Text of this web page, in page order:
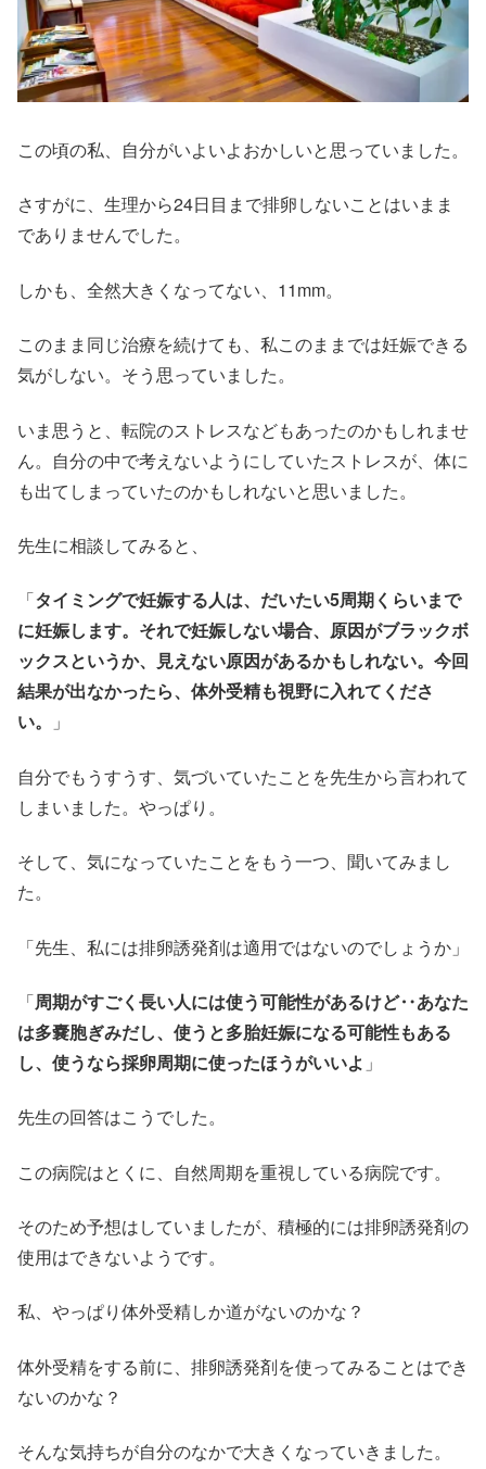
この頃の私、自分がいよいよおかしいと思っていました。
さすがに、生理から24日目まで排卵しないことはいまま
でありませんでした。
しかも、全然大きくなってない、11mm。
このまま同じ治療を続けても、私このままでは妊娠できる
気がしない。そう思っていました。
いま思うと、転院のストレスなどもあったのかもしれませ
ん。自分の中で考えないようにしていたストレスが、体に
も出てしまっていたのかもしれないと思いました。
先生に相談してみると、
「タイミングで妊娠する人は、だいたい5周期くらいまで
に妊娠します。それで妊娠しない場合、原因がブラックボ
ックスというか、見えない原因があるかもしれない。今回
結果が出なかったら、体外受精も視野に入れてくださ
い。
」
自分でもうすうす、気づいていたことを先生から言われて
しまいました。やっぱり。
そして、気になっていたことをもう一つ、聞いてみまし
た。
「先生、私には排卵誘発剤は適用ではないのでしょうか」
「周期がすごく長い人には使う可能性があるけど‥あなた
は多嚢胞ぎみだし、使うと多胎妊娠になる可能性もある
し、使うなら採卵周期に使ったほうがいいよ 」
先生の回答はこうでした。
この病院はとくに、自然周期を重視している病院です。
そのため予想はしていましたが、積極的には排卵誘発剤の
使用はできないようです。
私、やっぱり体外受精しか道がないのかな？
体外受精をする前に、排卵誘発剤を使ってみることはでき
ないのかな？
そんな気持ちが自分のなかで大きくなっていきました。